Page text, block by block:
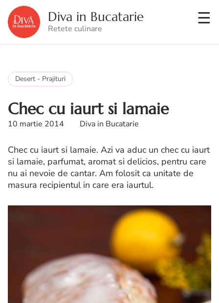
Diva in Bucatarie
Retete culinare
Desert - Prajituri
Chec cu iaurt si lamaie
10 martie 2014 Diva in Bucatarie
Chec cu iaurt si lamaie. Azi va aduc un chec cu iaurt
si lamaie, parfumat, aromat si delicios, pentru care
nu ai nevoie de cantar. Am folosit ca unitate de
masura recipientul in care era iaurtul.